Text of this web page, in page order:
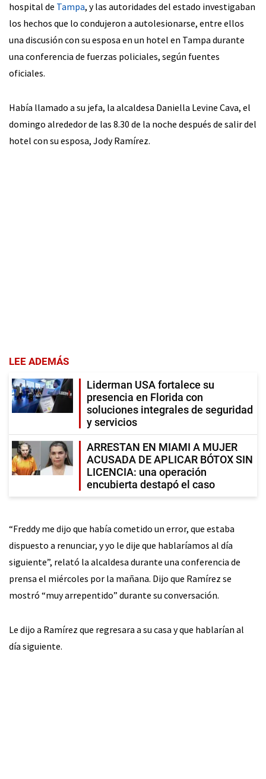
hospital de Tampa, y las autoridades del estado investigaban
los hechos que lo condujeron a autolesionarse, entre ellos
una discusión con su esposa en un hotel en Tampa durante
una conferencia de fuerzas policiales, según fuentes
oficiales.
Había llamado a su jefa, la alcaldesa Daniella Levine Cava, el
domingo alrededor de las 8.30 de la noche después de salir del
hotel con su esposa, Jody Ramírez.
LEE ADEMÁS
Liderman USA fortalece su
presencia en Florida con
soluciones integrales de seguridad
y servicios
ARRESTAN EN MIAMI A MUJER
ACUSADA DE APLICAR BÓTOX SIN
LICENCIA: una operación
encubierta destapó el caso
“Freddy me dijo que había cometido un error, que estaba
dispuesto a renunciar, y yo le dije que hablaríamos al día
siguiente”, relató la alcaldesa durante una conferencia de
prensa el miércoles por la mañana. Dijo que Ramírez se
mostró “muy arrepentido” durante su conversación.
Le dijo a Ramírez que regresara a su casa y que hablarían al
día siguiente.